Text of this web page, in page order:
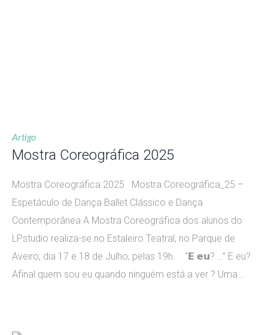
Artigo
Mostra Coreográfica 2025
Mostra Coreográfica 2025 Mostra Coreográfica_25 –
Espetáculo de Dança Ballet Clássico e Dança
Contemporânea A Mostra Coreográfica dos alunos do
LPstudio realiza-se no Estaleiro Teatral, no Parque de
Aveiro, dia 17 e 18 de Julho, pelas 19h. “𝗘 𝗲𝘂? …” E eu?
Afinal quem sou eu quando ninguém está a ver ? Uma...